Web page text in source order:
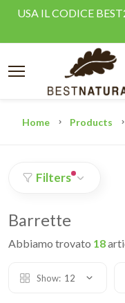
USA IL CODICE
Home Products
Filters
Barrette
Abbiamo trovato 18
Show: 12